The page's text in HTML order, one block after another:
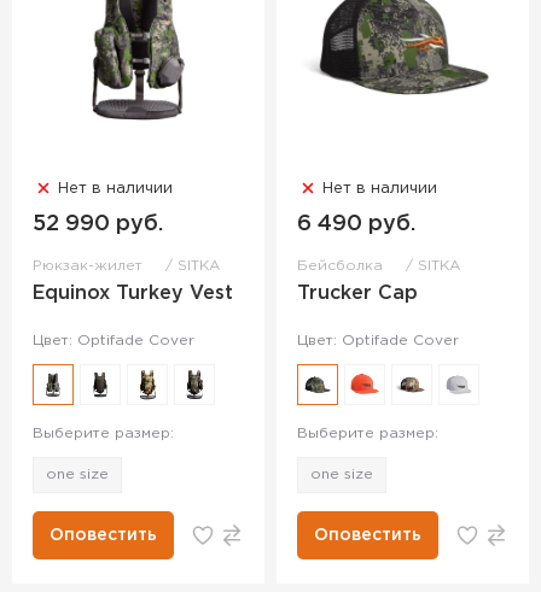
Нет в наличии
52 990 руб.
Рюкзак-жилет SITKA
Equinox Turkey Vest
Цвет: Optifade Cover
Выберите размер:
one size
Оповестить
Нет в наличии
6 490 руб.
Бейсболка SITKA
Trucker Cap
Цвет: Optifade Cover
Выберите размер:
one size
Оповестить